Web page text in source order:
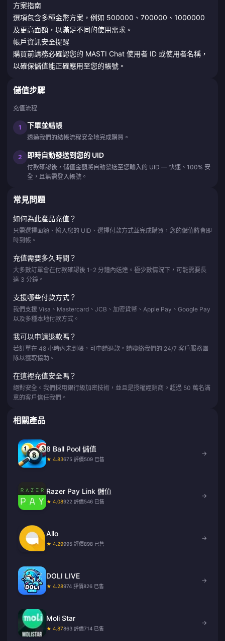
方案指南
選項包含多種金幣方案，例如 500000、700000、1000000
及更高面額，以滿足不同的使用需求。
帳戶資訊安全提醒
購買前請務必確認您的 MASTI Chat 使用者 ID 或使用者名稱，
以確保儲值能正確應用至您的帳號。
儲值步驟
充值流程
1 下單並結帳
透過我們的結帳流程安全地完成購買。
2 即時自動發送到您的 UID
付款確認後，儲值金額將自動發送至您輸入的 UID — 快速、100% 安
全，且無需登入帳號。
常見問題
如何為此產品充值？
只需選擇面額、輸入您的 UID、選擇付款方式並完成購買，您的儲值將會即
時到帳。
充值需要多久時間？
大多數訂單會在付款確認後 1-2 分鐘內送達。極少數情況下，可能需要長
達 3 分鐘。
支援哪些付款方式？
我們支援 Visa、Mastercard、JCB、加密貨幣、Apple Pay、Google Pay
以及多種本地付款方式。
我可以申請退款嗎？
若訂單在 48 小時內未到帳，可申請退款。請聯絡我們的 24/7 客戶服務團
隊以獲取協助。
在這裡充值安全嗎？
絕對安全。我們採用銀行級加密技術，並且是授權經銷商。超過 50 萬名滿
意的客戶信任我們。
相關產品
8 Ball Pool 儲值
★ 4.83675 評價509 已售
→
Razer Pay Link 儲值
★ 4.08922 評價546 已售
→
Allo
★ 4.29995 評價898 已售
→
DOLI LIVE
★ 4.28974 評價826 已售
→
Moli Star
★ 4.87863 評價714 已售
→